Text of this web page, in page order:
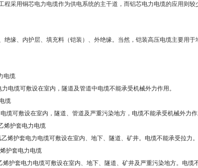
程采用铜芯电力电缆作为供电系统的主干道，而铝芯电力电缆的应用则
绝缘、内护层、填充料（铠装）、外绝缘。当然，铠装高压电缆主要用于
电缆
电缆可敷设在室内，隧道及管道中电缆不能承受机械外力作用。
缆
缆可敷设在室内，隧道、管道及严重污染地方，电缆不能承受机械外力作
烯护套电力电缆
烯护套电力电缆可敷设在室内、地下、隧道、矿井。电缆不能承受拉力。
护套电力电缆
护套电力电缆可敷设在室内、地下、隧道、矿井及严重污染地方。电缆